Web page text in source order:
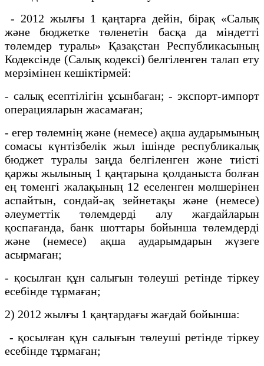
- 2012 жылғы 1 қаңтарға дейін, бірақ «Салық
және бюджетке төленетiн басқа да мiндеттi
төлемдер туралы» Қазақстан Республикасының
Кодексiнде (Салық кодексi) белгіленген талап ету
мерзімінен кешіктірмей:
- салық есептілігiн ұсынбаған; - экспорт-импорт
операцияларын жасамаған;
- егер төлемнің және (немесе) ақша аударымының
сомасы күнтізбелік жыл ішінде республикалық
бюджет туралы заңда белгіленген және тиісті
қаржы жылының 1 қаңтарына қолданыста болған
ең төменгі жалақының 12 еселенген мөлшерінен
аспайтын, сондай-ақ зейнетақы және (немесе)
әлеуметтік төлемдерді алу жағдайларын
қоспағанда, банк шоттары бойынша төлемдердi
және (немесе) ақша аударымдарын жүзеге
асырмаған;
- қосылған құн салығын төлеуші ретінде тіркеу
есебінде тұрмаған;
2) 2012 жылғы 1 қаңтардағы жағдай бойынша:
- қосылған құн салығын төлеушi ретiнде тiркеу
есебiнде тұрмаған;